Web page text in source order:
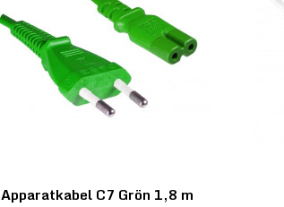
Apparatkabel C7 Grön 1,8 m